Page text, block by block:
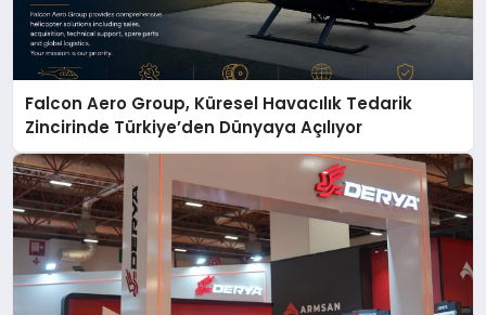
Falcon Aero Group, Küresel Havacılık Tedarik
Zincirinde Türkiye’den Dünyaya Açılıyor